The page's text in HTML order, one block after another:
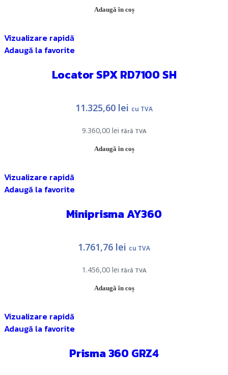
Adaugă în coș
Vizualizare rapidă
Adaugă la favorite
Locator SPX RD7100 SH
9.360,00 lei fără TVA
11.325,60 lei cu TVA
Adaugă în coș
Vizualizare rapidă
Adaugă la favorite
Miniprisma AY360
1.456,00 lei fără TVA
1.761,76 lei cu TVA
Adaugă în coș
Vizualizare rapidă
Adaugă la favorite
Prisma 360 GRZ4